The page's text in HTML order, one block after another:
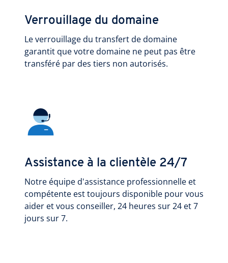
Verrouillage du domaine
Le verrouillage du transfert de domaine
garantit que votre domaine ne peut pas être
transféré par des tiers non autorisés.
Assistance à la clientèle 24/7
Notre équipe d'assistance professionnelle et
compétente est toujours disponible pour vous
aider et vous conseiller, 24 heures sur 24 et 7
jours sur 7.